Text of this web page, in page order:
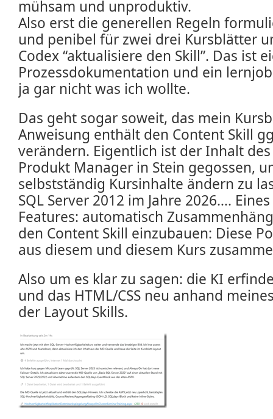
mühsam und unproduktiv.
Also erst die generellen Regeln
und penibel für zwei drei Kursblätter
Codex “aktualisiere den Skill”. Das ist
Prozessdokumentation und ein
ja gar nicht was ich wollte.
Das geht sogar soweit, das mein
Anweisung enthält den Content Skill
verändern. Eigentlich ist der Inhalt
Produkt Manager in Stein gegossen,
selbstständig Kursinhalte ändern zu
SQL Server 2012 im Jahre 2026….
Features: automatisch
den Content Skill einzubauen: Diese
aus diesem und diesem Kurs
Also um es klar zu sagen: die KI
und das HTML/CSS neu anhand
der Layout Skills.